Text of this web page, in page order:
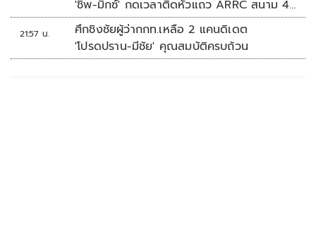
'ชิพ-มิกซ์' กดเวลาติดหัวแถว ARRC สนาม 4
ที่มัลดาลิกา
21:57 น.
ศึกชิงชัยผู้ว่ากกท.เหลือ 2 แคนดิเดต
'โปรดปราน-มีชัย' คุณสมบัติครบถ้วน